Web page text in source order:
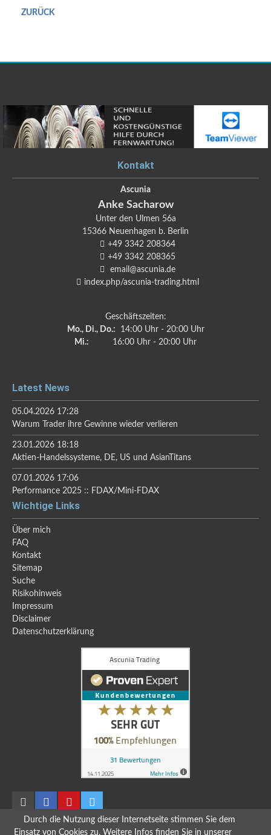
ZURÜCK
Kontakt
Ascunia
Anke Sacharow
Unter den Ulmen 56a
15366 Neuenhagen b. Berlin
+49 3342 208364
+49 3342 208365
email@ascunia.de
index.php/ascunia-trading.html
Geschäftszeiten:
Mo., Di., Do.: 14:00 Uhr - 20:00 Uhr
Mi.:
16:00 Uhr - 20:00 Uhr
Latest News
05.04.2026 17:28
Warum Trader ihre Gewinne wieder verlieren
23.01.2026 18:18
Aktien-Handelssysteme, DE, US und AsianTitans
07.01.2026 17:06
Performance 2025 :: FDAX/Mini-FDAX
Wichtige Links
Über mich
FAQ
Kontakt
Sitemap
Suche
Risikohinweis
Impressum
Disclaimer
Datenschutzerklärung
Durch die Nutzung dieser Internetseite stimmen Sie dem
Einsatz von Cookies zu. Weitere Infos finden Sie in unserer